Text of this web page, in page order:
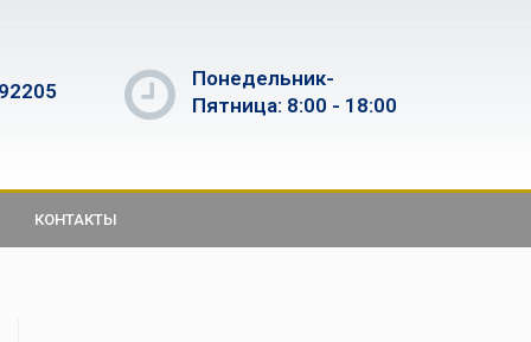
Понедельник-
Пятница: 8:00 - 18:00
КОНТАКТЫ